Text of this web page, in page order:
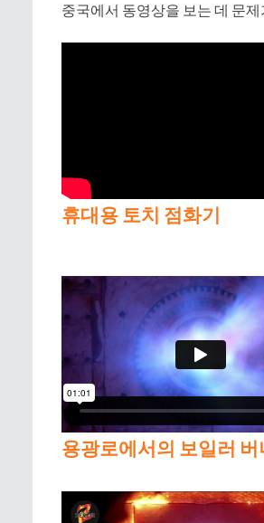
중국에서 동영상을 보는 데 문
휴대용 토치 점화기
용광로에서의 보일러 버